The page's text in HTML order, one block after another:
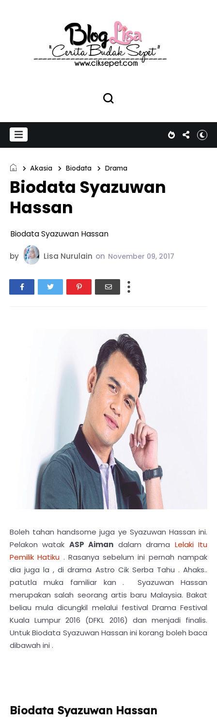
Akasia Biodata Drama
Biodata Syazuwan
Hassan
Biodata Syazuwan Hassan
by Lisa Nurulain on November 09, 2017
Boleh tahan handsome juga ye Syazuwan Hassan ini.
Pelakon watak ASP Aiman dalam drama Lelaki Itu
Pemilik Hatiku . Rasanya sebelum ini pernah nampak
dia juga la , di drama Astro Cik Serba Tahu . Ahaks..
patutla muka familiar kan . Syazuwan Hassan
merupakan salah seorang artis baru Malaysia. Bakat
beliau mula dicungkil melalui festival Drama Festival
Kuala Lumpur 2016 (DFKL 2016) dan menjadi finalis.
Untuk Biodata Syazuwan Hassan ini korang boleh baca
dibawah ini .
Biodata Syazuwan Hassan